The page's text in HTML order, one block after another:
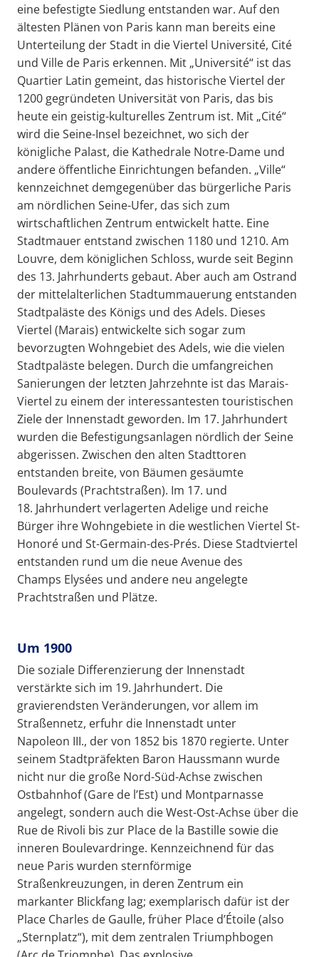
eine befestigte Siedlung entstanden war. Auf den
ältesten Plänen von Paris kann man bereits eine
Unterteilung der Stadt in die Viertel Université, Cité
und Ville de Paris erkennen. Mit „Université“ ist das
Quartier Latin gemeint, das historische Viertel der
1200 gegründeten Universität von Paris, das bis
heute ein geistig-kulturelles Zentrum ist. Mit „Cité“
wird die Seine-Insel bezeichnet, wo sich der
königliche Palast, die Kathedrale Notre-Dame und
andere öffentliche Einrichtungen befanden. „Ville“
kennzeichnet demgegenüber das bürgerliche Paris
am nördlichen Seine-Ufer, das sich zum
wirtschaftlichen Zentrum entwickelt hatte. Eine
Stadtmauer entstand zwischen 1180 und 1210. Am
Louvre, dem königlichen Schloss, wurde seit Beginn
des 13. Jahrhunderts gebaut. Aber auch am Ostrand
der mittelalterlichen Stadtummauerung entstanden
Stadtpaläste des Königs und des Adels. Dieses
Viertel (Marais) entwickelte sich sogar zum
bevorzugten Wohngebiet des Adels, wie die vielen
Stadtpaläste belegen. Durch die umfangreichen
Sanierungen der letzten Jahrzehnte ist das Marais-
Viertel zu einem der interessantesten touristischen
Ziele der Innenstadt geworden. Im 17. Jahrhundert
wurden die Befestigungsanlagen nördlich der Seine
abgerissen. Zwischen den alten Stadttoren
entstanden breite, von Bäumen gesäumte
Boulevards (Prachtstraßen). Im 17. und
18. Jahrhundert verlagerten Adelige und reiche
Bürger ihre Wohngebiete in die westlichen Viertel St-
Honoré und St-Germain-des-Prés. Diese Stadtviertel
entstanden rund um die neue Avenue des
Champs Elysées und andere neu angelegte
Prachtstraßen und Plätze.
Um 1900
Die soziale Differenzierung der Innenstadt
verstärkte sich im 19. Jahrhundert. Die
gravierendsten Veränderungen, vor allem im
Straßennetz, erfuhr die Innenstadt unter
Napoleon III., der von 1852 bis 1870 regierte. Unter
seinem Stadtpräfekten Baron Haussmann wurde
nicht nur die große Nord-Süd-Achse zwischen
Ostbahnhof (Gare de l’Est) und Montparnasse
angelegt, sondern auch die West-Ost-Achse über die
Rue de Rivoli bis zur Place de la Bastille sowie die
inneren Boulevardringe. Kennzeichnend für das
neue Paris wurden sternförmige
Straßenkreuzungen, in deren Zentrum ein
markanter Blickfang lag; exemplarisch dafür ist der
Place Charles de Gaulle, früher Place d’Étoile (also
„Sternplatz“), mit dem zentralen Triumphbogen